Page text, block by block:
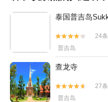
泰国普吉岛


24
普吉岛
查龙寺


27
普吉岛